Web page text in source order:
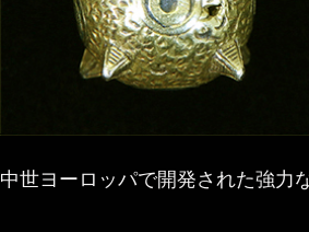
中世ヨーロッパで開発された強力